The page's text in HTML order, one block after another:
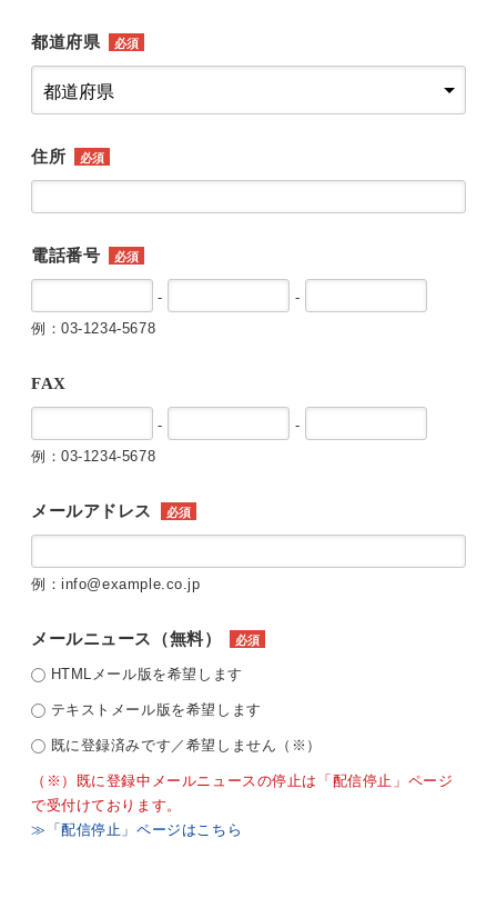
都道府県 必須
住所 必須
電話番号 必須
-
-
例：03-1234-5678
FAX
-
-
例：03-1234-5678
メールアドレス 必須
例：info@example.co.jp
メールニュース（無料） 必須
HTMLメール版を希望します
テキストメール版を希望します
既に登録済みです／希望しません（※）
（※）既に登録中メールニュースの停止は「配信停止」ページ
で受付けております。
≫「配信停止」ページはこちら